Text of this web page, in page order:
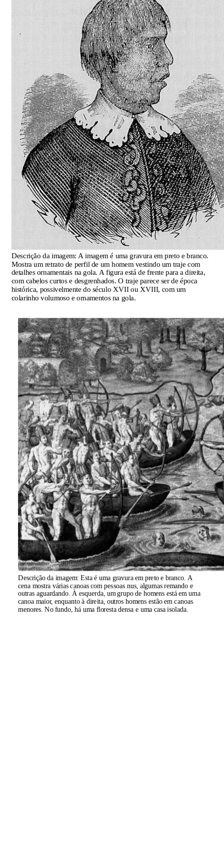
Descrição da imagem: A imagem é uma gravura em preto e branco.
Mostra um retrato de perfil de um homem vestindo um traje com
detalhes ornamentais na gola. A figura está de frente para a direita,
com cabelos curtos e desgrenhados. O traje parece ser de época
histórica, possivelmente do século XVII ou XVIII, com um
colarinho volumoso e ornamentos na gola.
Descrição da imagem:Esta é uma gravura em preto e branco. A
cena mostra várias canoas com pessoas nus, algumas remando e
outras aguardando. À esquerda, um grupo de homens está em uma
canoa maior, enquanto à direita, outros homens estão em canoas
menores. No fundo, há uma floresta densa e uma casa isolada.